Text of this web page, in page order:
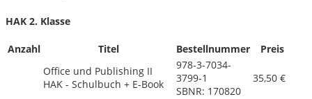
HAK 2. Klasse
Anzahl Titel Bestellnummer
Preis
Office und Publishing II
HAK - Schulbuch + E-Book
978-3-7034-
3799-1
SBNR: 170820
35,50 €